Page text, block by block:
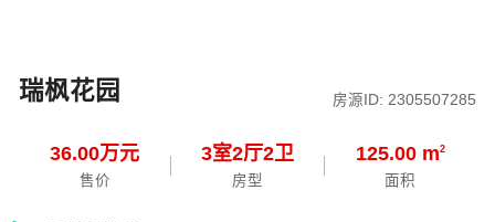
瑞枫花园 房源ID: 2305507285
36.00万元
售价
3室2厅2卫
房型
125.00 m2
面积